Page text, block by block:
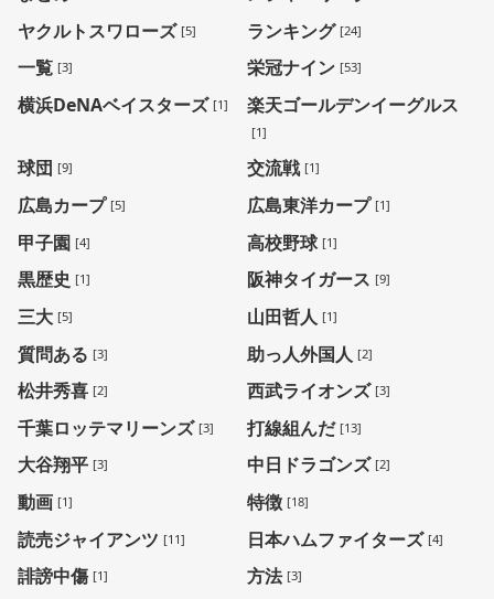
ヤクルトスワローズ [5] ランキング [24]
一覧 [3] 栄冠ナイン [53]
横浜DeNAベイスターズ [1] 楽天ゴールデンイーグルス
[1]
球団 [9] 交流戦 [1]
広島カープ [5] 広島東洋カープ [1]
甲子園 [4] 高校野球 [1]
黒歴史 [1] 阪神タイガース [9]
三大 [5] 山田哲人 [1]
質問ある [3] 助っ人外国人 [2]
松井秀喜 [2] 西武ライオンズ [3]
千葉ロッテマリーンズ [3] 打線組んだ [13]
大谷翔平 [3] 中日ドラゴンズ [2]
動画 [1] 特徴 [18]
読売ジャイアンツ [11] 日本ハムファイターズ [4]
誹謗中傷 [1] 方法 [3]